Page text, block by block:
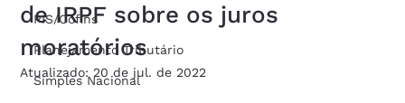
PIS/Cofins
Planejamento Tributário
Simples Nacional
de IRPF sobre os juros
moratórios
Atualizado: 20 de jul. de 2022